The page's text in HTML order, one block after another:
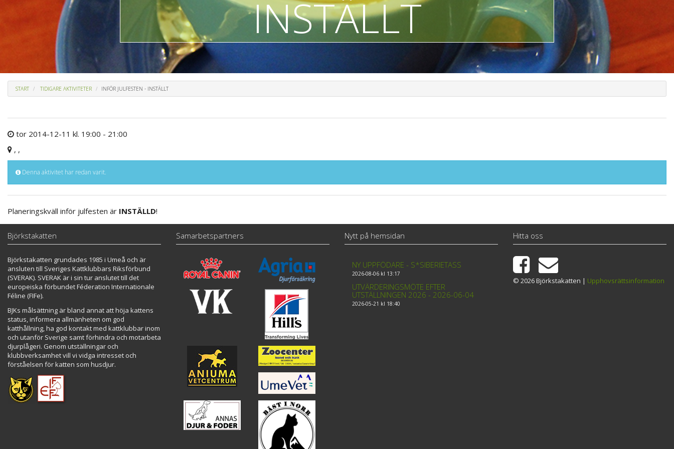
INSTÄLLT
START TIDIGARE AKTIVITETER INFÖR JULFESTEN - INSTÄLLT
tor 2014-12-11 kl. 19:00 - 21:00
, ,
Denna aktivitet har redan varit.
Planeringskväll inför julfesten är INSTÄLLD!
Björkstakatten
Björkstakatten grundades 1985 i Umeå och är
ansluten till Sveriges Kattklubbars Riksförbund
(SVERAK). SVERAK är i sin tur anslutet till det
europeiska förbundet Féderation Internationale
Féline (FIFe).
BJKs målsättning är bland annat att höja kattens
status, informera allmänheten om god
katthållning, ha god kontakt med kattklubbar inom
och utanför Sverige samt förhindra och motarbeta
djurplågeri. Genom utställningar och
klubbverksamhet vill vi vidga intresset och
förståelsen för katten som husdjur.
Samarbetspartners Nytt på hemsidan
NY UPPFÖDARE - S*SIBERIETASS
2026-08-06 kl 13:17
UTVÄRDERINGSMÖTE EFTER
UTSTÄLLNINGEN 2026 - 2026-06-04
2026-05-21 kl 18:40
Hitta oss
© 2026 Björkstakatten | Upphovsrättsinformation